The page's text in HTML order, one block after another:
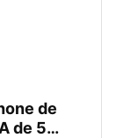
de
de 5…